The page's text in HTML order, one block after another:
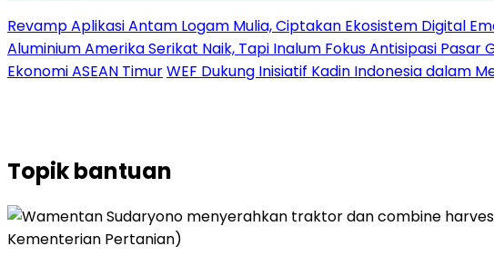
Revamp Aplikasi Antam Logam Mulia, Ciptakan Ekosistem Digital
Aluminium Amerika Serikat Naik, Tapi Inalum Fokus Antisipasi Pasar
Ekonomi ASEAN TimurWEF Dukung Inisiatif Kadin Indonesia dalam
Topikbantuan